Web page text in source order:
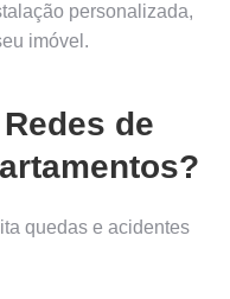
personalizada,
imóvel.
de
quedas e acidentes